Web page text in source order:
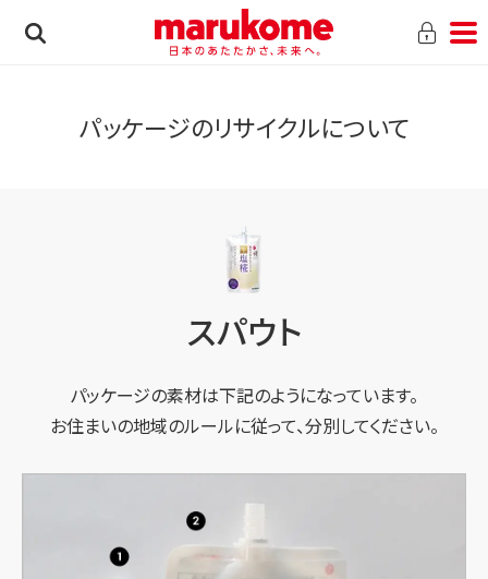
パッケージのリサイクルについて
スパウト
パッケージの素材は下記のようになっています。
お住まいの地域のルールに従って、分別してください。